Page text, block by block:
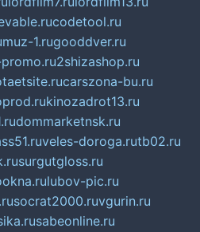
codetool.ru
muz-1.rugooddver.ru
2shizashop.ru
carszona-bu.ru
kinozadrot13.ru
dommarketnsk.ru
veles-doroga.rutb02.ru
surgutgloss.ru
lubov-pic.ru
socrat2000.ruvgurin.ru
sabeonline.ru